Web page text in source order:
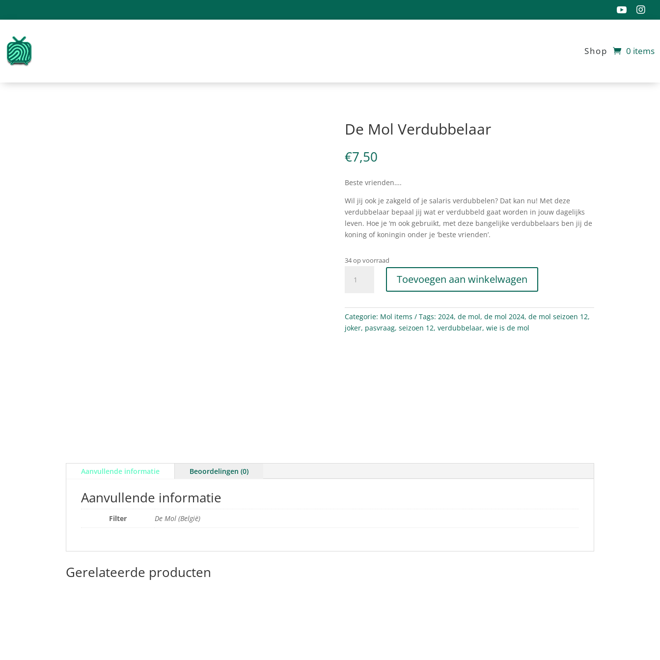


Shop 0 items
De Mol Verdubbelaar
€7,50
Beste vrienden….
Wil jij ook je zakgeld of je salaris verdubbelen? Dat kan nu! Met deze
verdubbelaar bepaal jij wat er verdubbeld gaat worden in jouw dagelijks
leven. Hoe je ‘m ook gebruikt, met deze bangelijke verdubbelaars ben jij de
koning of koningin onder je ‘beste vrienden’.
34 op voorraad
Mol
Verdubbelaar
aantal
Toevoegen aan winkelwagen
Categorie: Mol items Tags: 2024, de mol, de mol 2024, de mol seizoen 12,
joker, pasvraag, seizoen 12, verdubbelaar, wie is de mol
Aanvullende informatie Beoordelingen (0)
Aanvullende informatie
Filter De Mol (België)
Gerelateerde producten